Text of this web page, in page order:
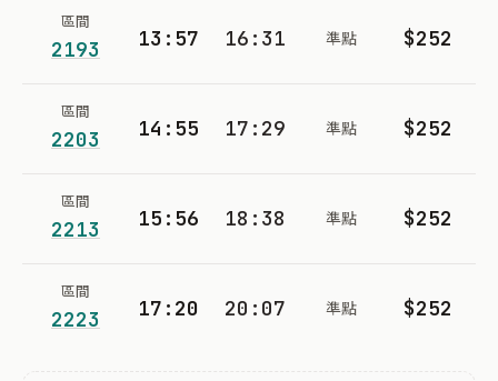
區間
2193 13:57 16:31 準點 $252
區間
2203 14:55 17:29 準點 $252
區間
2213 15:56 18:38 準點 $252
區間
2223 17:20 20:07 準點 $252